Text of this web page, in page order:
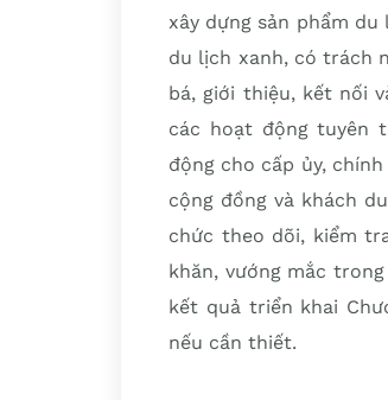
xây dựng sản phẩm
du lịch xanh, có trách
bá, giới thiệu, kết nối
các hoạt động tuyên
động cho cấp ủy,
cộng đồng và khách
chức theo dõi, kiểm
khăn, vướng mắc
kết quả triển khai
nếu cần thiết.